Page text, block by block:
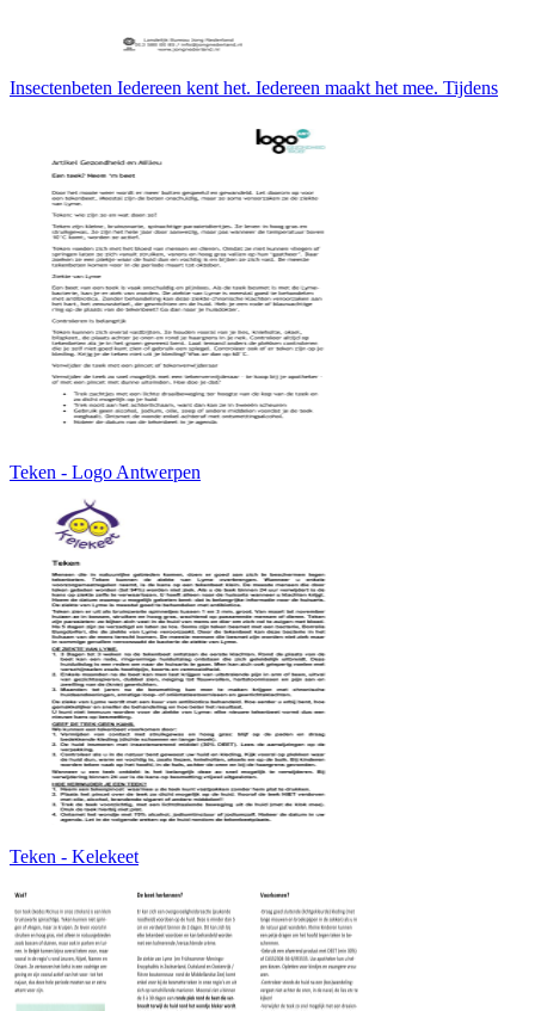
Insectenbeten Iedereen kent het. Iedereen maakt het mee. Tijdens
Teken - Logo Antwerpen
Teken - Kelekeet